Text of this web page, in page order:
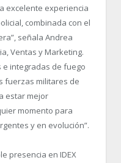
excelente experiencia
combinada con el
señala Andrea
Ventas y Marketing.
integradas de fuego
fuerzas militares de
estar mejor
momento para
y en evolución”.
presencia en IDEX